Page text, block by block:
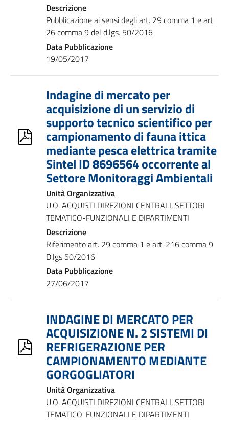
Descrizione
Pubblicazione ai sensi degli art. 29 comma 1 e art
26 comma 9 del d.lgs. 50/2016
Data Pubblicazione
19/05/2017
Indagine di mercato per
acquisizione di un servizio di
supporto tecnico scientifico per
campionamento di fauna ittica
mediante pesca elettrica tramite
Sintel ID 8696564 occorrente al
Settore Monitoraggi Ambientali
Unità Organizzativa
U.O. ACQUISTI DIREZIONI CENTRALI, SETTORI
TEMATICO-FUNZIONALI E DIPARTIMENTI
Descrizione
Riferimento art. 29 comma 1 e art. 216 comma 9
D.lgs 50/2016
Data Pubblicazione
27/06/2017
INDAGINE DI MERCATO PER
ACQUISIZIONE N. 2 SISTEMI DI
REFRIGERAZIONE PER
CAMPIONAMENTO MEDIANTE
GORGOGLIATORI
Unità Organizzativa
U.O. ACQUISTI DIREZIONI CENTRALI, SETTORI
TEMATICO-FUNZIONALI E DIPARTIMENTI